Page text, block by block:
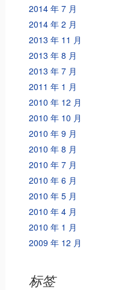
2014 年 7 月
2014 年 2 月
2013 年 11 月
2013 年 8 月
2013 年 7 月
2011 年 1 月
2010 年 12 月
2010 年 10 月
2010 年 9 月
2010 年 8 月
2010 年 7 月
2010 年 6 月
2010 年 5 月
2010 年 4 月
2010 年 1 月
2009 年 12 月
标签